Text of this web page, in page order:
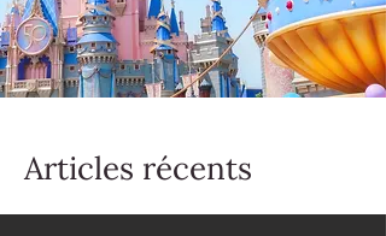
Articles récents